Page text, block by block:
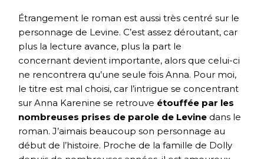
Étrangement le roman est aussi très centré sur le
personnage de Levine. C’est assez déroutant, car
plus la lecture avance, plus la part le
concernant devient importante, alors que celui-ci
ne rencontrera qu’une seule fois Anna. Pour moi,
le titre est mal choisi, car l’intrigue se concentrant
sur Anna Karenine se retrouve étouffée par les
nombreuses prises de parole de Levine dans le
roman. J’aimais beaucoup son personnage au
début de l’histoire. Proche de la famille de Dolly